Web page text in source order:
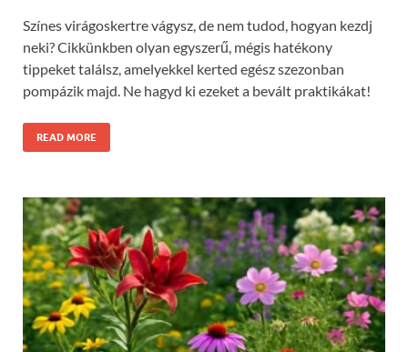
Színes virágoskertre vágysz, de nem tudod, hogyan kezdj
neki? Cikkünkben olyan egyszerű, mégis hatékony
tippeket találsz, amelyekkel kerted egész szezonban
pompázik majd. Ne hagyd ki ezeket a bevált praktikákat!
READ MORE